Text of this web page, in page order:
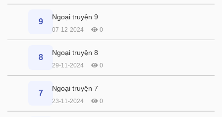
9
Ngoại truyện 9
07-12-2024 0
8
Ngoại truyện 8
29-11-2024 0
7
Ngoại truyện 7
23-11-2024 0